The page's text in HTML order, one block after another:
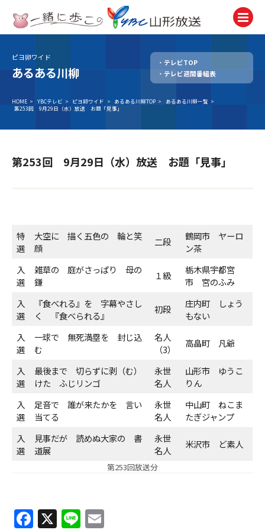
テレビ
TV
ラジオ
Radio
ＹＢＣオンデマンド
ピヨ卵ワイド
あるある川柳
テレビTOP
テレビ週間番組表
HOME > YBCテレビ > ピヨ卵ワイド > あるある川柳TOP > あるある川柳一覧 >
第253回 9月29日（水）放送 お題「見事」
第253回 9月29日（水）放送 お題「見事」
特
選
大空に 描く五色の 輪と笑
顔
二段
鶴岡市 ヤーロ
ン茶
入
選
雑草の 庭がさっぱり 母の
鎌
１級
栃木県宇都宮
市 宮のふみ
入
選
『食べれる』を 字幕やさし
く 『食べられる』
初段
庄内町 しょう
もない
入
選
一球で 無死満塁を 封じ込
む
名人
（3）
高畠町 凡爺
入
選
最後まで 切らずに剥（む）
けた ふじリンゴ
永世
名人
山形市 ゆうこ
りん
入
選
足音で 誰が来たかを 言い
当てる
永世
名人
中山町 ねこま
たぎジャンプ
入
選
見事だが 読めぬ大家の 書
道展
永世
名人
米沢市 ど素人
第253回放送分
F X Li